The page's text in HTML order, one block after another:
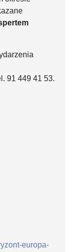
91 449 41 53.
europa-